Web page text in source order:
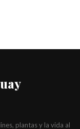
plantas y la vida al